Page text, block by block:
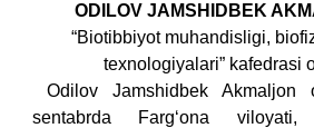
ODILOV JAMSHIDBEK
“Biotibbiyot muhandisligi,
texnologiyalari” kafedrasi
Odilov Jamshidbek Akmaljon
sentabrda Farg‘ona